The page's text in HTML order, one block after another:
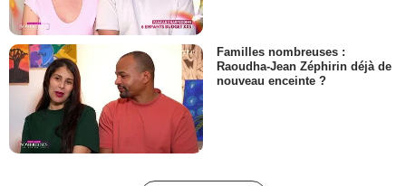
Familles nombreuses :
Raoudha-Jean Zéphirin déjà de
nouveau enceinte ?